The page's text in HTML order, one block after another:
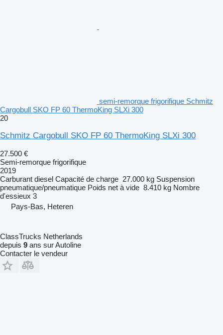
semi-remorque frigorifique Schmitz
Cargobull SKO FP 60 ThermoKing SLXi 300
20
Schmitz Cargobull SKO FP 60 ThermoKing SLXi 300
27.500 €
Semi-remorque frigorifique
2019
Carburant diesel Capacité de charge 27.000 kg Suspension
pneumatique/pneumatique Poids net à vide 8.410 kg Nombre
d'essieux 3
Pays-Bas, Heteren
ClassTrucks Netherlands
depuis 9 ans sur Autoline
Contacter le vendeur